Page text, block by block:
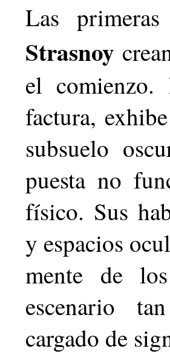
Las
Strasnoy
el comienzo.
factura,
subsuelo
puesta no
físico. Sus
y espacios
mente de
escenario
cargado de